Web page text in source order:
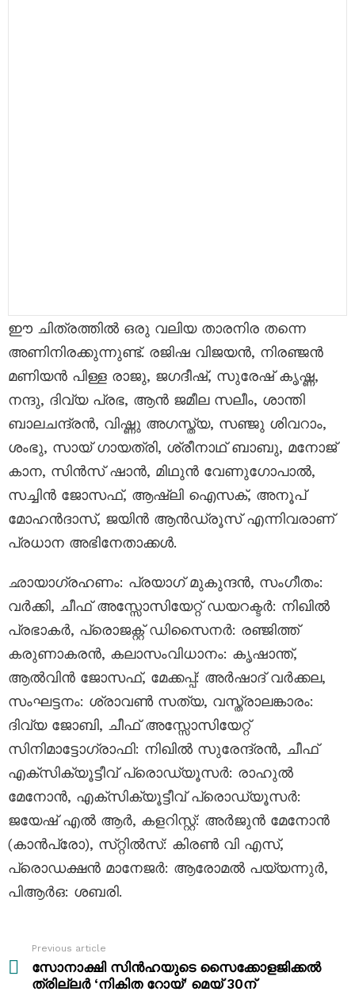
ഈ ചിത്രത്തിൽ ഒരു വലിയ താരനിര തന്നെ
അണിനിരക്കുന്നുണ്ട്. രജിഷ വിജയൻ, നിരഞ്ജൻ
മണിയൻ പിള്ള രാജു, ജഗദീഷ്, സുരേഷ് കൃഷ്ണ,
നന്ദു, ദിവ്യ പ്രഭ, ആൻ ജമീല സലീം, ശാന്തി
ബാലചന്ദ്രൻ, വിഷ്ണു അഗസ്ത്യ, സഞ്ജു ശിവറാം,
ശംഭു, സായ് ഗായത്രി, ശ്രീനാഥ് ബാബു, മനോജ്
കാന, സിൻസ് ഷാൻ, മിഥുൻ വേണുഗോപാൽ,
സച്ചിൻ ജോസഫ്, ആഷ്‌ലി ഐസക്, അനൂപ്
മോഹൻദാസ്, ജയിൻ ആൻഡ്രൂസ് എന്നിവരാണ്
പ്രധാന അഭിനേതാക്കൾ.
ഛായാഗ്രഹണം: പ്രയാഗ് മുകുന്ദൻ, സംഗീതം:
വർക്കി, ചീഫ് അസ്സോസിയേറ്റ് ഡയറക്ടർ: നിഖിൽ
പ്രഭാകർ, പ്രൊജക്റ്റ് ഡിസൈനർ: രഞ്ജിത്ത്
കരുണാകരൻ, കലാസംവിധാനം: കൃഷാന്ത്‌,
ആൽവിൻ ജോസഫ്, മേക്കപ്പ്: അർഷാദ് വർക്കല,
സംഘട്ടനം: ശ്രാവൺ സത്യ, വസ്ത്രാലങ്കാരം:
ദിവ്യ ജോബി, ചീഫ് അസ്സോസിയേറ്റ്
സിനിമാട്ടോഗ്രാഫി: നിഖിൽ സുരേന്ദ്രൻ, ചീഫ്
എക്സിക്യൂട്ടീവ് പ്രൊഡ്യൂസർ: രാഹുൽ
മേനോൻ, എക്സിക്യൂട്ടീവ് പ്രൊഡ്യൂസർ:
ജയേഷ് എൽ ആർ, കളറിസ്റ്റ്: അർജുൻ മേനോൻ
(കാൻപ്രോ), സ്‌റ്റിൽസ്: കിരൺ വി എസ്,
പ്രൊഡക്ഷൻ മാനേജർ: ആരോമൽ പയ്യന്നുർ,
പിആർഒ: ശബരി.
more
Previous article
സോനാക്ഷി സിൻഹയുടെ സൈക്കോളജിക്കൽ
ത്രില്ലർ ‘നികിത റോയ്’ മെയ് 30ന്